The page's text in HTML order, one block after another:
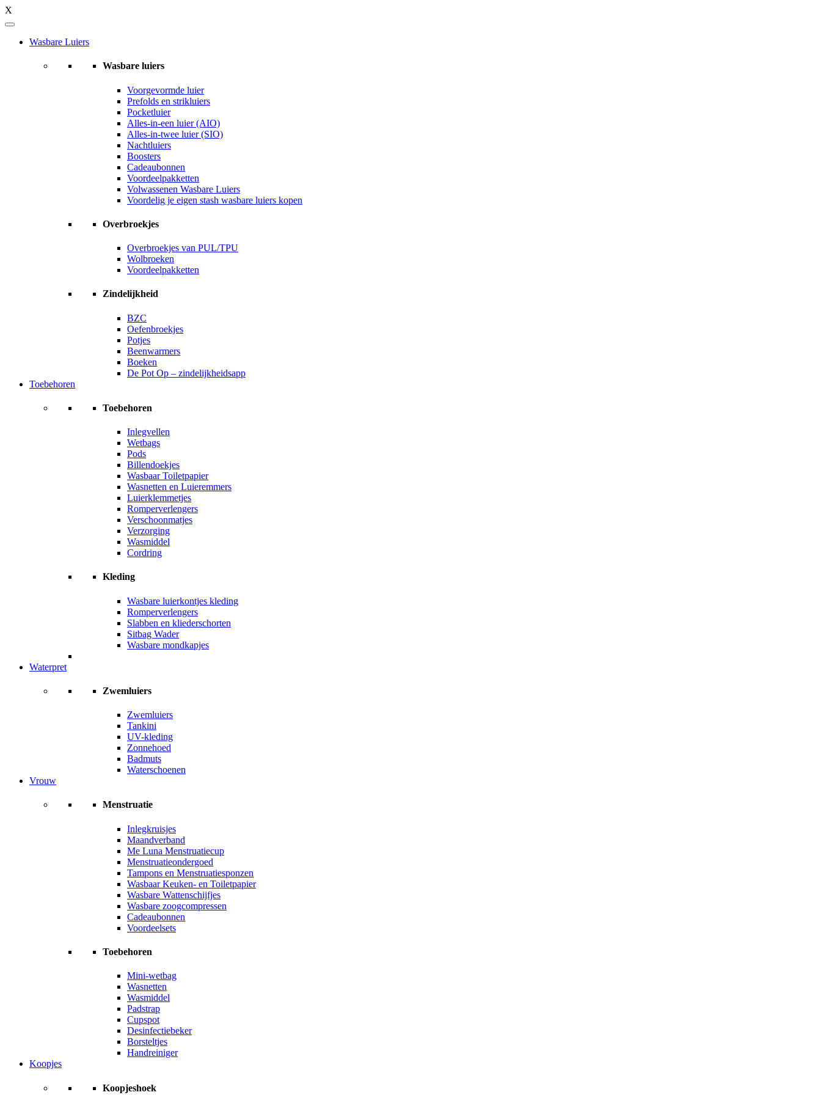
X
Wasbare Luiers
Wasbare luiers
Voorgevormde luier
Prefolds en strikluiers
Pocketluier
Alles-in-een luier (AIO)
Alles-in-twee luier (SIO)
Nachtluiers
Boosters
Cadeaubonnen
Voordeelpakketten
Volwassenen Wasbare Luiers
Voordelig je eigen stash wasbare luiers kopen
Overbroekjes
Overbroekjes van PUL/TPU
Wolbroeken
Voordeelpakketten
Zindelijkheid
BZC
Oefenbroekjes
Potjes
Beenwarmers
Boeken
De Pot Op – zindelijkheidsapp
Toebehoren
Toebehoren
Inlegvellen
Wetbags
Pods
Billendoekjes
Wasbaar Toiletpapier
Wasnetten en Luieremmers
Luierklemmetjes
Romperverlengers
Verschoonmatjes
Verzorging
Wasmiddel
Cordring
Kleding
Wasbare luierkontjes kleding
Romperverlengers
Slabben en kliederschorten
Sitbag Wader
Wasbare mondkapjes
Waterpret
Zwemluiers
Zwemluiers
Tankini
UV-kleding
Zonnehoed
Badmuts
Waterschoenen
Vrouw
Menstruatie
Inlegkruisjes
Maandverband
Me Luna Menstruatiecup
Menstruatieondergoed
Tampons en Menstruatiesponzen
Wasbaar Keuken- en Toiletpapier
Wasbare Wattenschijfjes
Wasbare zoogcompressen
Cadeaubonnen
Voordeelsets
Toebehoren
Mini-wetbag
Wasnetten
Wasmiddel
Padstrap
Cupspot
Desinfectiebeker
Borsteltjes
Handreiniger
Koopjes
Koopjeshoek